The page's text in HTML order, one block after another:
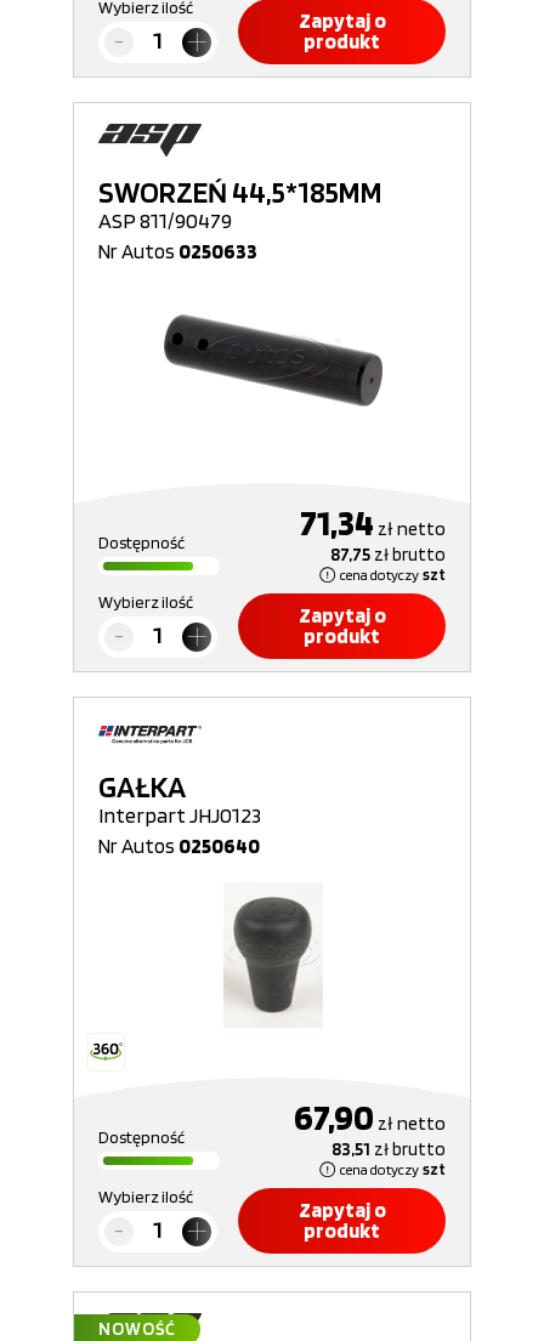
Wybierz ilość
Zapytaj o
produkt
SWORZEŃ 44,5*185MM
ASP 811/90479
Nr Autos 0250633
Dostępność 71,34 złnetto
87,75 złbrutto
cena dotyczy szt
Wybierz ilość
Zapytaj o
produkt
GAŁKA
Interpart JHJ0123
Nr Autos 0250640
Dostępność 67,90 złnetto
83,51 złbrutto
cena dotyczy szt
Wybierz ilość
Zapytaj o
produkt
NOWOŚĆ